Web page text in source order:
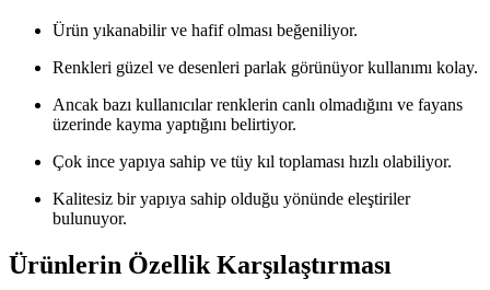
Ürün yıkanabilir ve hafif olması beğeniliyor.
Renkleri güzel ve desenleri parlak görünüyor kullanımı kolay.
Ancak bazı kullanıcılar renklerin canlı olmadığını ve fayans
üzerinde kayma yaptığını belirtiyor.
Çok ince yapıya sahip ve tüy kıl toplaması hızlı olabiliyor.
Kalitesiz bir yapıya sahip olduğu yönünde eleştiriler
bulunuyor.
Ürünlerin Özellik Karşılaştırması